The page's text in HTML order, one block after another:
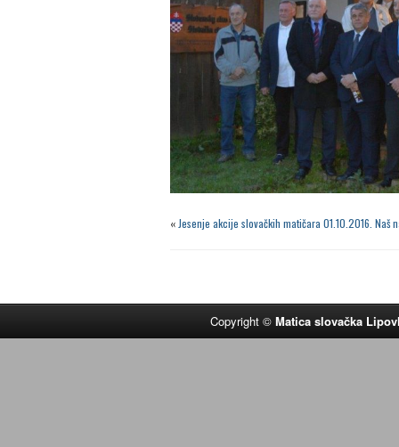
« Jesenje akcije slovačkih matičara 01.10.2016. Naš
Copyright ©Matica slovačka